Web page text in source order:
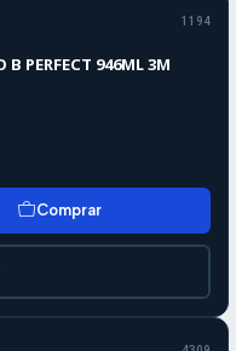
1194
PERFECT 946ML 3M
Comprar